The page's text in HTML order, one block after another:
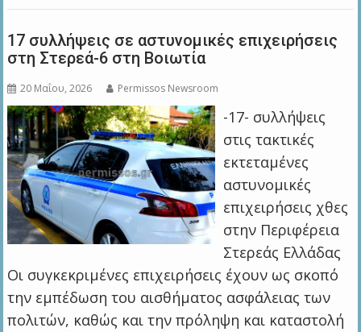
17 συλλήψεις σε αστυνομικές επιχειρήσεις
στη Στερεά-6 στη Βοιωτία
20 Μαΐου, 2026 Permissos Newsroom
-17- συλλήψεις
στις τακτικές
εκτεταμένες
αστυνομικές
επιχειρήσεις χθες
στην Περιφέρεια
Στερεάς Ελλάδας
Οι συγκεκριμένες επιχειρήσεις έχουν ως σκοπό
την εμπέδωση του αισθήματος ασφάλειας των
πολιτών, καθώς και την πρόληψη και καταστολή